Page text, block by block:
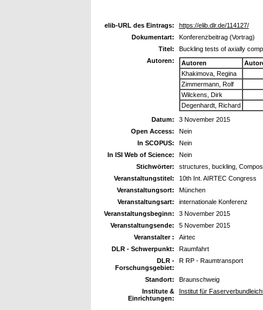
elib-URL des Eintrags:
https://elib.dlr.de/114127/
Dokumentart:
Konferenzbeitrag (Vortrag)
Titel:
Buckling tests of axially
Autoren:
Autoren
Khakimova, Regina
Zimmermann, Rolf
Wilckens, Dirk
Degenhardt, Richard
Datum:
3 November 2015
Open Access:
Nein
In SCOPUS:
Nein
In ISI Web of Science:
Nein
Stichwörter:
structures, buckling,
Veranstaltungstitel:
10th Int. AIRTEC Congress
Veranstaltungsort:
München
Veranstaltungsart:
internationale Konferenz
Veranstaltungsbeginn:
3 November 2015
Veranstaltungsende:
5 November 2015
Veranstalter :
Airtec
DLR - Schwerpunkt:
Raumfahrt
DLR -
Forschungsgebiet:
R RP - Raumtransport
Standort:
Braunschweig
Institute &
Einrichtungen:
Institut für